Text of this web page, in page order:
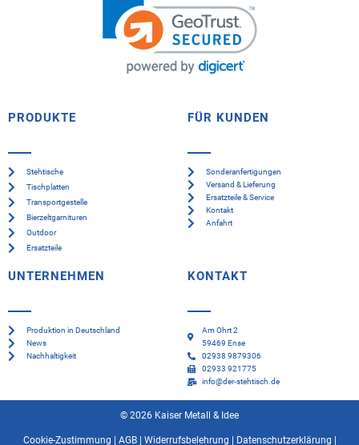
PRODUKTE
Stehtische
Tischplatten
Transportgestelle
Bierzeltgarnituren
Outdoor
Ersatzteile
FÜR KUNDEN
Sonderanfertigungen
Versand & Lieferung
Ersatzteile & Service
Kontakt
Anfahrt
UNTERNEHMEN
Produktion in Deutschland
News
Nachhaltigkeit
KONTAKT
Am Ohrt 2
59469 Ense
02938 9879306
02933 921775
info@der-stehtisch.de
© 2026 Kaiser Metall & Idee
Cookie-Zustimmung AGB| Widerrufsbelehrung Datenschutzerklärung